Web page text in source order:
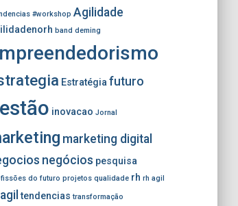
#workshop Agilidade
band deming
Estratégia futuro
inovacao Jornal
marketing digital
negócios pesquisa
do futuro projetos qualidade rh rh agil
tendencias transformação